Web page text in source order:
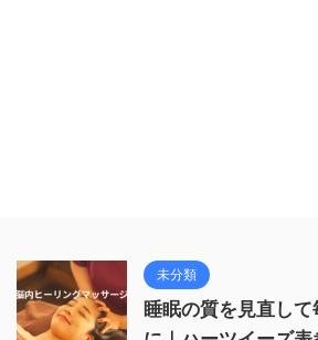
未分類
睡眠の質を見直し